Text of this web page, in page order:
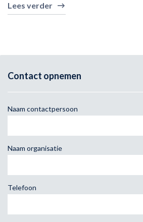
Lees verder
Contact opnemen
Naam contactpersoon
Naam organisatie
Telefoon